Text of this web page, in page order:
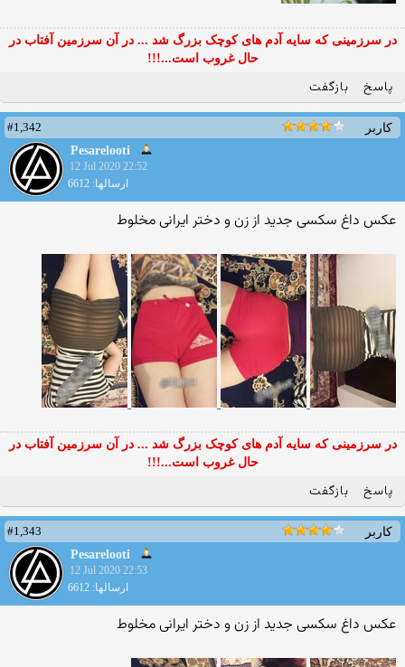
در سرزمینی که سایه آدم های کوچک بزرگ شد ... در آن سرزمین آفتاب در
حال غروب است...!!!
پاسخ بازگفت
کاربر
#1,342
Pesarelooti
12 Jul 2020 22:52
ارسالها: 6612
عکس داغ سکسی جدید از زن و دختر ایرانی مخلوط
در سرزمینی که سایه آدم های کوچک بزرگ شد ... در آن سرزمین آفتاب در
حال غروب است...!!!
پاسخ بازگفت
کاربر
#1,343
Pesarelooti
12 Jul 2020 22:53
ارسالها: 6612
عکس داغ سکسی جدید از زن و دختر ایرانی مخلوط